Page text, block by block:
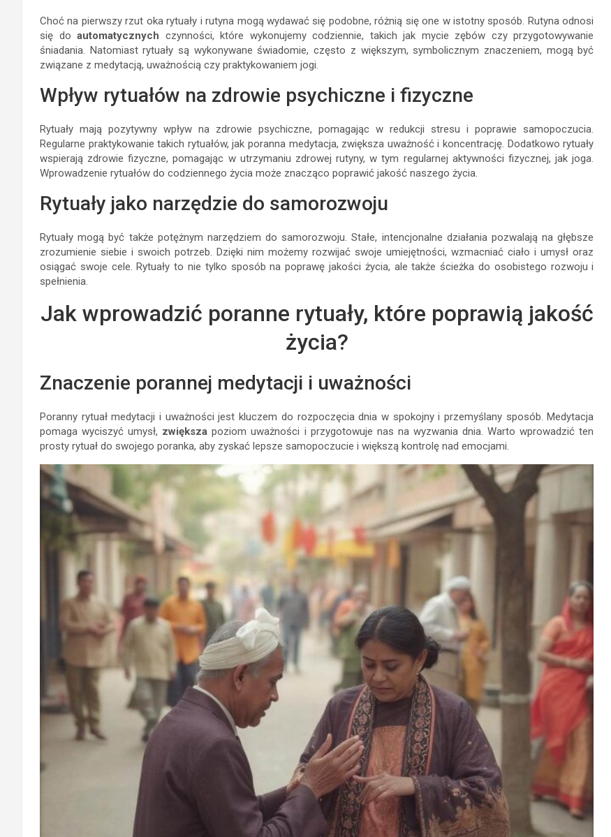
Choć na pierwszy rzut oka rytuały i rutyna mogą wydawać się podobne, różnią się one w istotny sposób. Rutyna odnosi
się doautomatycznych czynności, które wykonujemy codziennie, takich jak mycie zębów czy przygotowywanie
śniadania. Natomiast rytuały są wykonywane świadomie, często z większym, symbolicznym znaczeniem, mogą być
związane z medytacją, uważnością czy praktykowaniem jogi.
Wpływ rytuałów na zdrowie psychiczne i fizyczne
Rytuały mają pozytywny wpływ na zdrowie psychiczne, pomagając w redukcji stresu i poprawie samopoczucia.
Regularne praktykowanie takich rytuałów, jak poranna medytacja, zwiększa uważność i koncentrację. Dodatkowo rytuały
wspierają zdrowie fizyczne, pomagając w utrzymaniu zdrowej rutyny, w tym regularnej aktywności fizycznej, jak joga.
Wprowadzenie rytuałów do codziennego życia może znacząco poprawić jakość naszego życia.
Rytuały jako narzędzie do samorozwoju
Rytuały mogą być także potężnym narzędziem do samorozwoju. Stałe, intencjonalne działania pozwalają na głębsze
zrozumienie siebie i swoich potrzeb. Dzięki nim możemy rozwijać swoje umiejętności, wzmacniać ciało i umysł oraz
osiągać swoje cele. Rytuały to nie tylko sposób na poprawę jakości życia, ale także ścieżka do osobistego rozwoju i
spełnienia.
Jak wprowadzić poranne rytuały, które poprawią jakość
życia?
Znaczenie porannej medytacji i uważności
Poranny rytuał medytacji i uważności jest kluczem do rozpoczęcia dnia w spokojny i przemyślany sposób. Medytacja
pomaga wyciszyć umysł, zwiększa poziom uważności i przygotowuje nas na wyzwania dnia. Warto wprowadzić ten
prosty rytuał do swojego poranka, aby zyskać lepsze samopoczucie i większą kontrolę nad emocjami.